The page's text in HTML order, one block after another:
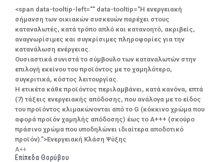
<span data-tooltip-left="" data-tooltip="Η ενεργειακή
σήμανση των οικιακών συσκευών παρέχει στους
καταναλωτές, κατά τρόπο απλό και κατανοητό, ακριβείς,
αναγνωρίσιμες και συγκρίσιμες πληροφορίες για την
κατανάλωση ενέργειας.
Ουσιαστικά συνιστά το σύμβουλο των καταναλωτών στην
επιλογή εκείνου του προϊόντος με το χαμηλότερο,
συγκριτικά, κόστος λειτουργίας.
Η ετικέτα κάθε προϊόντος περιλαμβάνει, κατά κανόνα, επτά
(7) τάξεις ενεργειακής απόδοσης, που ανάλογα με το είδος
του προϊόντος κλιμακώνονται από το G (κόκκινο χρώμα που
αφορά προϊόν χαμηλής απόδοσης) έως το Α+++ (σκούρο
πράσινο χρώμα που υποδηλώνει ιδιαίτερα αποδοτικό
προϊόν).”>Ενεργειακή Κλάση Ψύξης
A++
Επίπεδα Θορύβου